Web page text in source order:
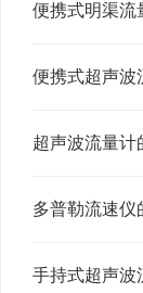
便携式明渠流
超声波流量计
多普勒流速仪
手持式超声波